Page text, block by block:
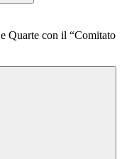
Quarte con il “Comitato